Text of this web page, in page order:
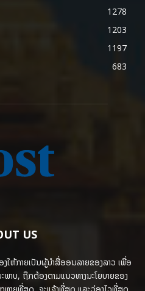
1278
1203
1197
683
US
ໃຫ້ກາຍເປັນຜູ້ນຳສື່ອອນລາຍຂອງລາວ ເພື່ອ
າບ, ຖືກຕ້ອງຕາມແນວທາງນະໂຍບາຍຂອງ